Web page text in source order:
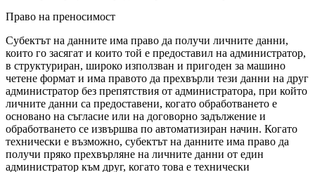
Право на преносимост
Субектът на данните има право да получи личните данни,
които го засягат и които той е предоставил на администратор,
в структуриран, широко използван и пригоден за машино
четене формат и има правото да прехвърли тези данни на друг
администратор без препятствия от администратора, при който
личните данни са предоставени, когато обработването е
основано на съгласие или на договорно задължение и
обработването се извършва по автоматизиран начин. Когато
технически е възможно, субектът на данните има право да
получи пряко прехвърляне на личните данни от един
администратор към друг, когато това е технически